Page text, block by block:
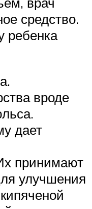
средство.
ребенка
вроде
дает
принимают
улучшения